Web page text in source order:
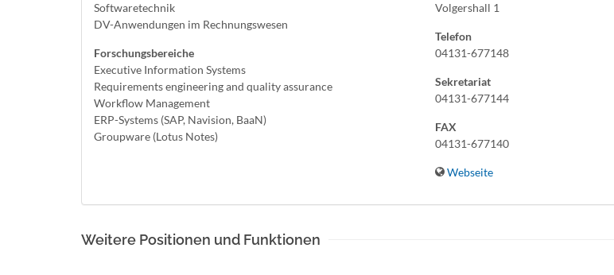
Softwaretechnik
DV-Anwendungen im Rechnungswesen
Forschungsbereiche
Executive Information Systems
Requirements engineering and quality assurance
Workflow Management
ERP-Systems (SAP, Navision, BaaN)
Groupware (Lotus Notes)
Volgershall 1
Telefon
04131-677148
Sekretariat
04131-677144
FAX
04131-677140
Webseite
Weitere Positionen und Funktionen